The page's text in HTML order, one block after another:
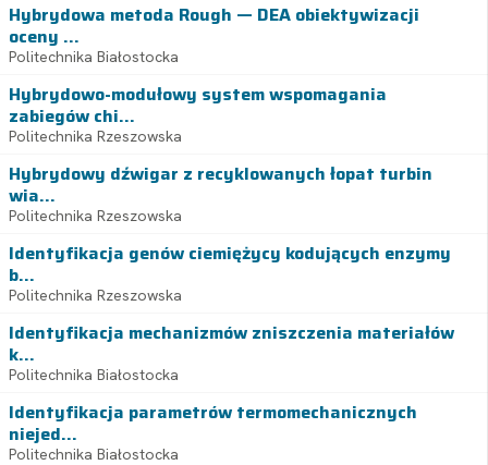
Hybrydowa metoda Rough — DEA obiektywizacji
oceny ...
Politechnika Białostocka
Hybrydowo-modułowy system wspomagania
zabiegów chi...
Politechnika Rzeszowska
Hybrydowy dźwigar z recyklowanych łopat turbin
wia...
Politechnika Rzeszowska
Identyfikacja genów ciemiężycy kodujących enzymy
b...
Politechnika Rzeszowska
Identyfikacja mechanizmów zniszczenia materiałów
k...
Politechnika Białostocka
Identyfikacja parametrów termomechanicznych
niejed...
Politechnika Białostocka